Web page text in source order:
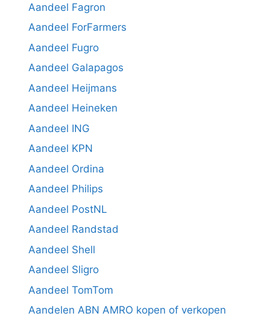
Aandeel Fagron
Aandeel ForFarmers
Aandeel Fugro
Aandeel Galapagos
Aandeel Heijmans
Aandeel Heineken
Aandeel ING
Aandeel KPN
Aandeel Ordina
Aandeel Philips
Aandeel PostNL
Aandeel Randstad
Aandeel Shell
Aandeel Sligro
Aandeel TomTom
Aandelen ABN AMRO kopen of verkopen